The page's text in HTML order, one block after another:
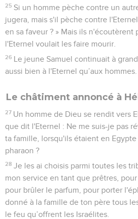
25 Si un homme pèche contre un
jugera, mais s'il pèche contre
en sa faveur ? » Mais ils n'écoutèrent
l'Eternel voulait les faire mourir.
26 Le jeune Samuel continuait à
aussi bien à l'Eternel qu’aux hommes.
Le châtiment annoncé à
27 Un homme de Dieu se rendit vers
que dit l'Eternel : Ne me suis-je pas
ta famille, lorsqu'ils étaient en
pharaon ?
28 Je les ai choisis parmi toutes les
mon service en tant que prêtres,
pour brûler le parfum, pour porter
donné à la famille de ton père tous
le feu qu’offrent les Israélites.